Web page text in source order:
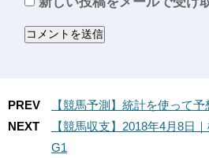
PREV
【競馬予測】統計を使って
NEXT
【競馬収支】2018年4月8日
G1